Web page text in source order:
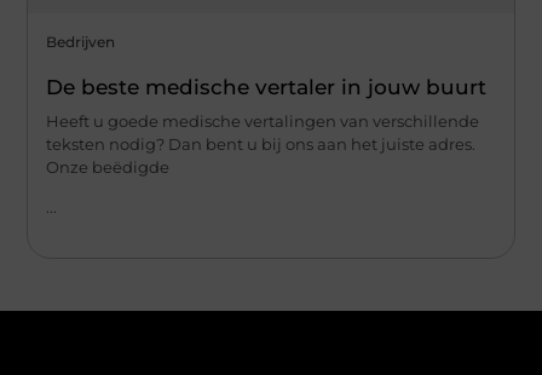
Bedrijven
De beste medische vertaler in jouw buurt
Heeft u goede medische vertalingen van verschillende
teksten nodig? Dan bent u bij ons aan het juiste adres.
Onze beëdigde